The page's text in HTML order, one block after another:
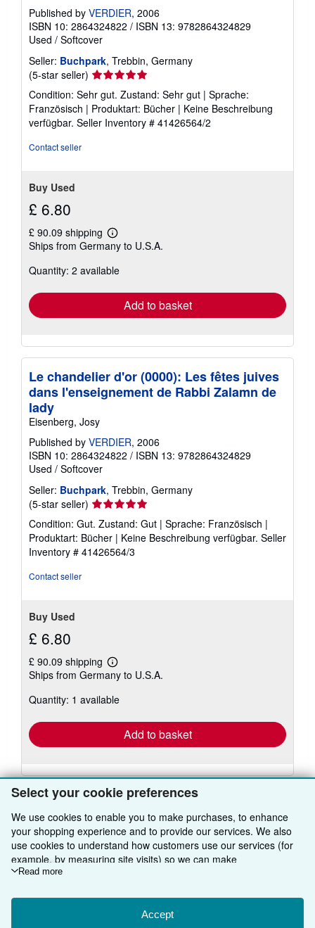
Select your cookie preferences
We use cookies to enable you to make purchases, to enhance
your shopping experience and to provide our services. We also
use cookies to understand how customers use our services (for
example, by measuring site visits) so we can make
improvements. If you agree, we'll also use third-party cookies to
Choose "Decline" to reject, or "Customise" to learn more. You can
change your choices at any time by visiting
Read more
Accept
Published by VERDIER, 2006
ISBN 10: 2864324822 / ISBN 13: 9782864324829
Used / Softcover
Seller: Buchpark, Trebbin, Germany
(5-star seller) Seller
5
out
of
Condition: Sehr gut. Zustand: Sehr gut | Sprache:
Französisch | Produktart: Bücher | Keine Beschreibung
verfügbar. Seller Inventory # 41426564/2
Contact seller
Buy Used
£ 6.80
£ 90.09 shipping
Learn
more
shipping
Ships from Germany to U.S.A.
Quantity: 2 available
Add to basket
Le chandelier d'or (0000): Les fêtes juives
dans l'enseignement de Rabbi Zalamn de
lady
Eisenberg, Josy
Published by VERDIER, 2006
ISBN 10: 2864324822 / ISBN 13: 9782864324829
Used / Softcover
Seller: Buchpark, Trebbin, Germany
(5-star seller) Seller
rating
5
out
of
Condition: Gut. Zustand: Gut | Sprache: Französisch |
Produktart: Bücher | Keine Beschreibung verfügbar. Seller
Inventory # 41426564/3
Contact seller
Buy Used
£ 6.80
£ 90.09 shipping
Learn
more
shipping
Ships from Germany to U.S.A.
Quantity: 1 available
Add to basket
BACK TO TOP
Shop With Us